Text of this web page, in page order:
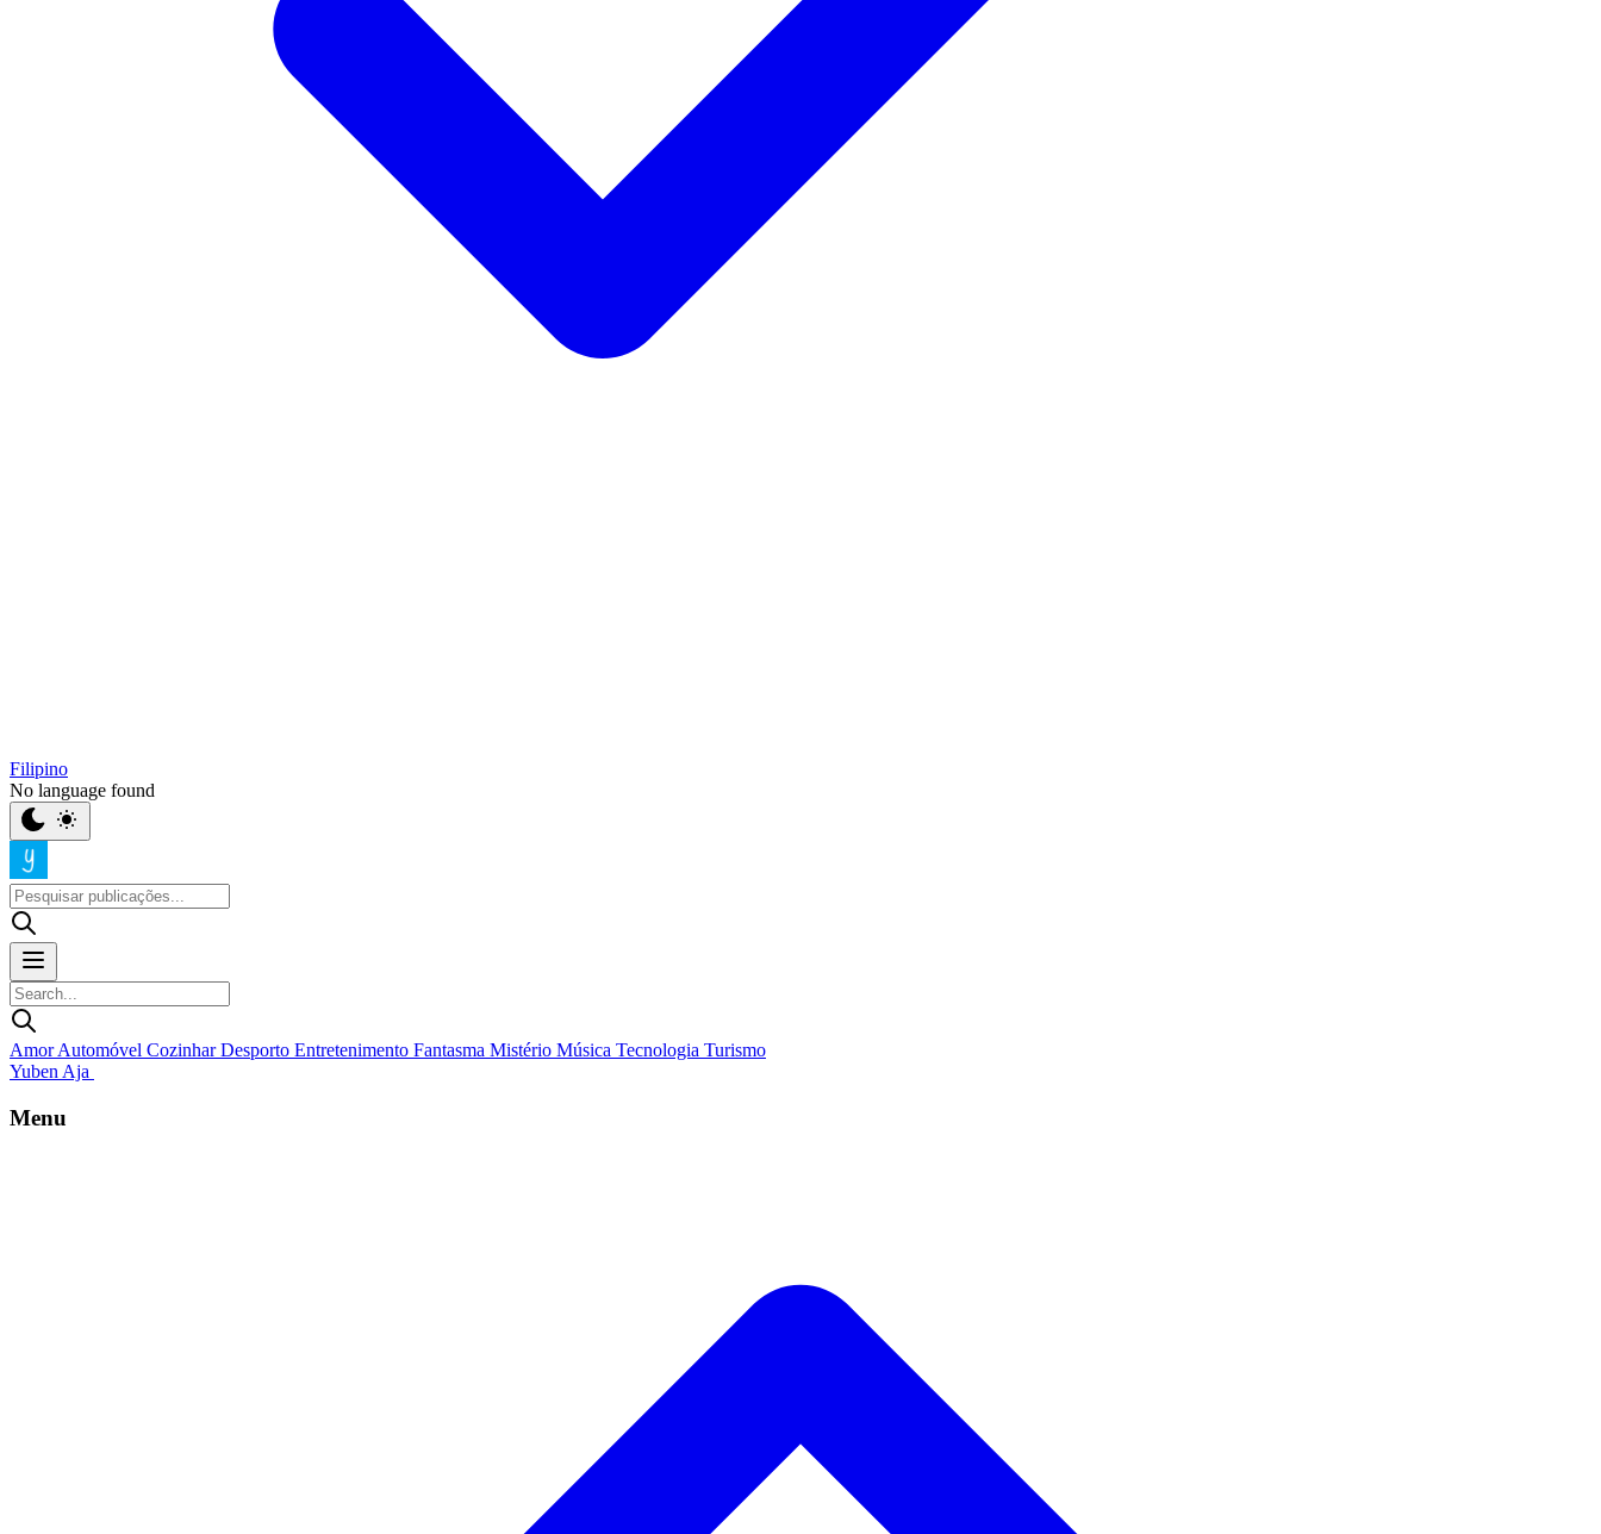
Filipino
No language found
AmorAutomóvel CozinharDesporto Entretenimento Fantasma Mistério Música Tecnologia Turismo
Yuben Aja
Menu